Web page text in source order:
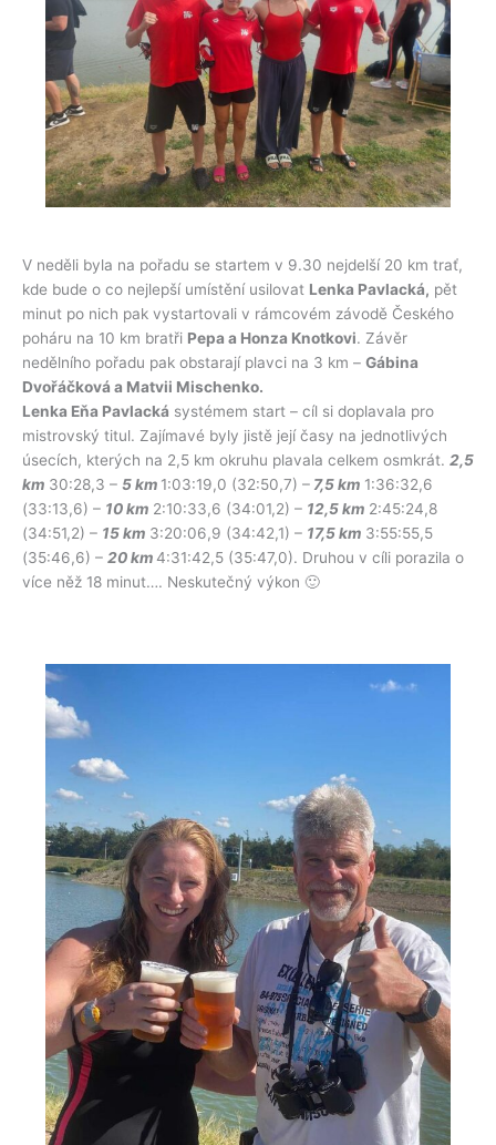
V neděli byla na pořadu se startem v 9.30 nejdelší 20 km trať,
kde bude o co nejlepší umístění usilovat Lenka Pavlacká, pět
minut po nich pak vystartovali v rámcovém závodě Českého
poháru na 10 km bratři Pepa a Honza Knotkovi. Závěr
nedělního pořadu pak obstarají plavci na 3 km – Gábina
Dvořáčková a Matvii Mischenko.
Lenka Eňa Pavlacká systémem start – cíl si doplavala pro
mistrovský titul. Zajímavé byly jistě její časy na jednotlivých
úsecích, kterých na 2,5 km okruhu plavala celkem osmkrát. 2,5
km 30:28,3 – 5 km 1:03:19,0 (32:50,7) – 7,5 km 1:36:32,6
(33:13,6) – 10 km 2:10:33,6 (34:01,2) – 12,5 km 2:45:24,8
(34:51,2) – 15 km 3:20:06,9 (34:42,1) – 17,5 km 3:55:55,5
(35:46,6) – 20 km4:31:42,5 (35:47,0). Druhou v cíli porazila o
více něž 18 minut…. Neskutečný výkon 🙂